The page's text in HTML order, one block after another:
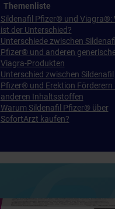
Themenliste
Sildenafil Pfizer® und Viagra®:
ist der Unterschied?
Unterschiede zwischen Sildenafil
Pfizer® und anderen
Viagra-Produkten
Unterschied zwischen Sildenafil
Pfizer® und Erektion Förderern
anderen Inhaltsstoffen
Warum Sildenafil Pfizer® über
SofortArzt kaufen?